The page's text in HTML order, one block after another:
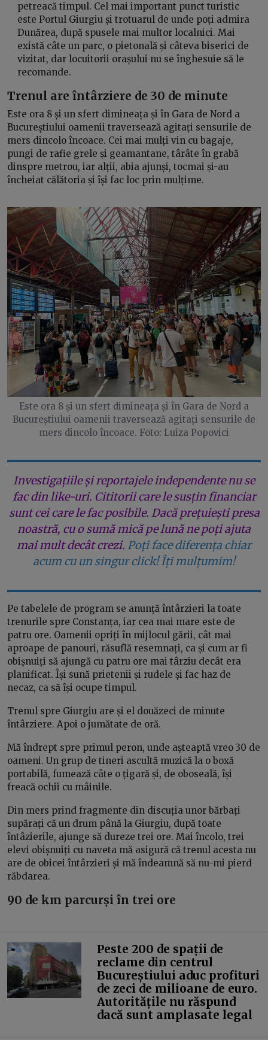
petreacă timpul. Cel mai important punct turistic
este Portul Giurgiu și trotuarul de unde poți admira
Dunărea, după spusele mai multor localnici. Mai
există câte un parc, o pietonală și câteva biserici de
vizitat, dar locuitorii orașului nu se înghesuie să le
recomande.
Trenul are întârziere de 30 de minute
Este ora 8 și un sfert dimineața și în Gara de Nord a
Bucureștiului oamenii traversează agitați sensurile de
mers dincolo încoace. Cei mai mulți vin cu bagaje,
pungi de rafie grele și geamantane, târâte în grabă
dinspre metrou, iar alții, abia ajunși, tocmai și-au
încheiat călătoria și își fac loc prin mulțime.
Este ora 8 și un sfert dimineața și în Gara de Nord a
Bucureștiului oamenii traversează agitați sensurile de
mers dincolo încoace. Foto: Luiza Popovici
Investigațiile și reportajele independente nu se
fac din like-uri. Cititorii care le susțin financiar
sunt cei care le fac posibile. Dacă prețuiești presa
noastră, cu o sumă mică pe lună ne poți ajuta
mai mult decât crezi. Poți face diferența chiar
acum cu un singur click! Îți mulțumim!
Pe tabelele de program se anunță întârzieri la toate
trenurile spre Constanța, iar cea mai mare este de
patru ore. Oamenii opriți în mijlocul gării, cât mai
aproape de panouri, răsuflă resemnați, ca și cum ar fi
obișnuiți să ajungă cu patru ore mai târziu decât era
planificat. Își sună prietenii și rudele și fac haz de
necaz, ca să își ocupe timpul.
Trenul spre Giurgiu are și el douăzeci de minute
întârziere. Apoi o jumătate de oră.
Mă îndrept spre primul peron, unde așteaptă vreo 30 de
oameni. Un grup de tineri ascultă muzică la o boxă
portabilă, fumează câte o țigară și, de oboseală, își
freacă ochii cu mâinile.
Din mers prind fragmente din discuția unor bărbați
supărați că un drum până la Giurgiu, după toate
întâzierile, ajunge să dureze trei ore. Mai încolo, trei
elevi obișnuiți cu naveta mă asigură că trenul acesta nu
are de obicei întârzieri și mă îndeamnă să nu-mi pierd
răbdarea.
90 de km parcurși în trei ore
Peste 200 de spații de
reclame din centrul
Bucureștiului aduc profituri
de zeci de milioane de euro.
Autoritățile nu răspund
dacă sunt amplasate legal